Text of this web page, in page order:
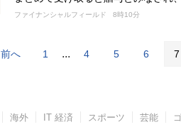
ファイナンシャルフィールド 8時10分
前へ 1 ... 4 5 6 7
海外 IT 経済 スポーツ 芸能